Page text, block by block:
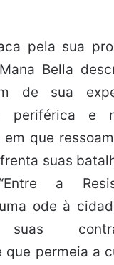
pela sua
Bella
de sua
periférica e
que
suas
a
ode à
suas
que permeia a